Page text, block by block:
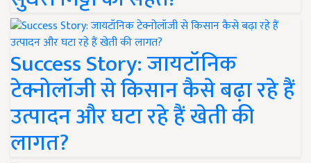
Success Story: जायटॉनिक
टेक्नोलॉजी से किसान कैसे बढ़ा रहे हैं
उत्पादन और घटा रहे हैं खेती की
लागत?